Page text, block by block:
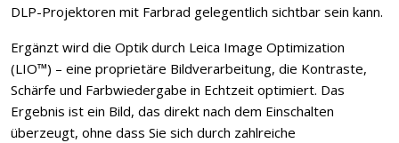
DLP-Projektoren mit Farbrad gelegentlich sichtbar sein kann.
Ergänzt wird die Optik durch Leica Image Optimization
(LIO™) – eine proprietäre Bildverarbeitung, die Kontraste,
Schärfe und Farbwiedergabe in Echtzeit optimiert. Das
Ergebnis ist ein Bild, das direkt nach dem Einschalten
überzeugt, ohne dass Sie sich durch zahlreiche